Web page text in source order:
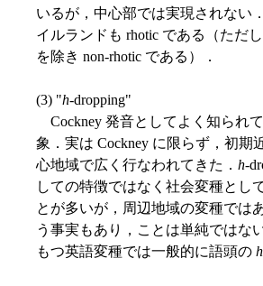
いるが，中心部では実現されない
イルランドも rhotic である（ただ
を除き non-rhotic である）．
(3) "h-dropping"
Cockney 発音としてよく知られ
象．実は Cockney に限らず，初期
心地域で広く行なわれてきた． h-
しての特徴ではなく社会変種とし
とが多いが，周辺地域の変種では
う事実もあり，ことは単純ではな
もつ英語変種では一般的に語頭の h